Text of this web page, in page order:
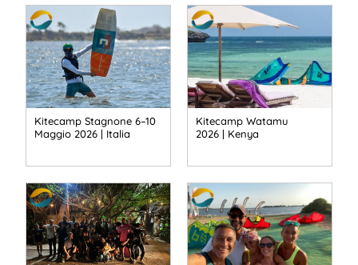
Kitecamp Stagnone 6–10
Maggio 2026 | Italia
Kitecamp Watamu
2026 | Kenya